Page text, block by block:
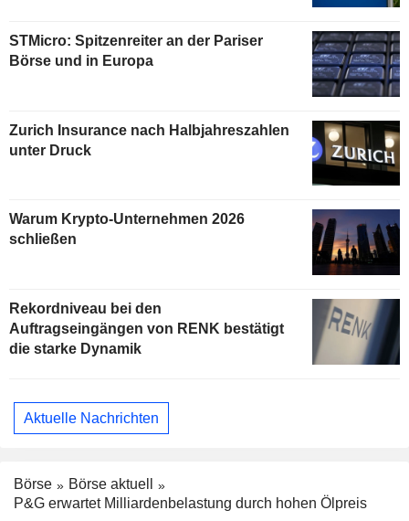
STMicro: Spitzenreiter an der Pariser
Börse und in Europa
Zurich Insurance nach Halbjahreszahlen
unter Druck
Warum Krypto-Unternehmen 2026
schließen
Rekordniveau bei den
Auftragseingängen von RENK bestätigt
die starke Dynamik
Aktuelle Nachrichten
Börse
Börse aktuell
P&G erwartet Milliardenbelastung durch hohen Ölpreis